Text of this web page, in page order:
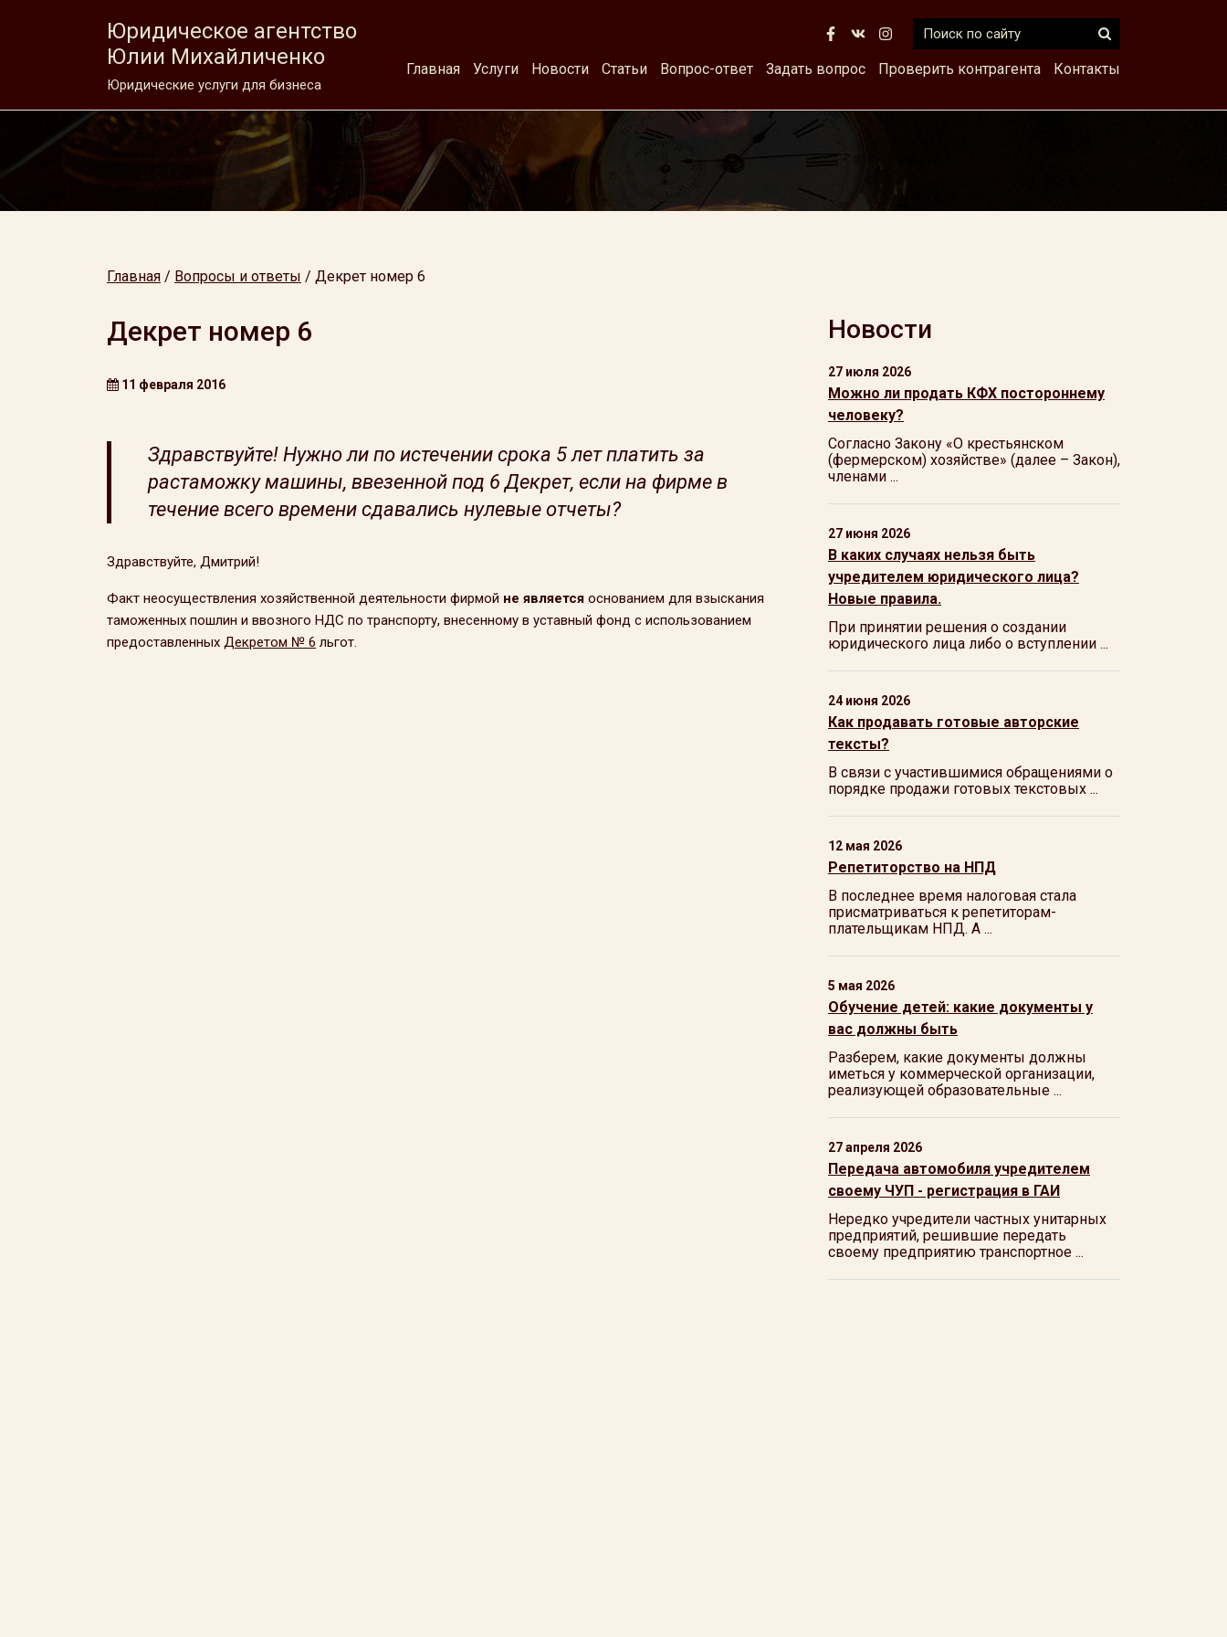
Юридическое агентство
Юлии Михайличенко
Юридические услуги для бизнеса
Главная Услуги Новости Статьи Вопрос-ответ Задать вопрос Проверить контрагента Контакты
Главная / Вопросы и ответы / Декрет номер 6
Декрет номер 6
11 февраля 2016
Здравствуйте! Нужно ли по истечении срока 5 лет платить за
растаможку машины, ввезенной под 6 Декрет, если на фирме в
течение всего времени сдавались нулевые отчеты?
Здравствуйте, Дмитрий!
Факт неосуществления хозяйственной деятельности фирмой не является основанием для взыскания
таможенных пошлин и ввозного НДС по транспорту, внесенному в уставный фонд с использованием
предоставленных Декретом № 6 льгот.
Новости
27 июля 2026
Можно ли продать КФХ постороннему
человеку?
Согласно Закону «О крестьянском
(фермерском) хозяйстве» (далее – Закон),
членами ...
27 июня 2026
В каких случаях нельзя быть
учредителем юридического лица?
Новые правила.
При принятии решения о создании
юридического лица либо о вступлении ...
24 июня 2026
Как продавать готовые авторские
тексты?
В связи с участившимися обращениями о
порядке продажи готовых текстовых ...
12 мая 2026
Репетиторство на НПД
В последнее время налоговая стала
присматриваться к репетиторам-
плательщикам НПД. А ...
5 мая 2026
Обучение детей: какие документы у
вас должны быть
Разберем, какие документы должны
иметься у коммерческой организации,
реализующей образовательные ...
27 апреля 2026
Передача автомобиля учредителем
своему ЧУП - регистрация в ГАИ
Нередко учредители частных унитарных
предприятий, решившие передать
своему предприятию транспортное ...